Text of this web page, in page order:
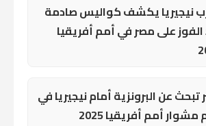
نيجيريا يكشف كواليس صادمة
على مصر في أمم أفريقيا
عن البرونزية أمام نيجيريا في
مشوار أمم أفريقيا 2025